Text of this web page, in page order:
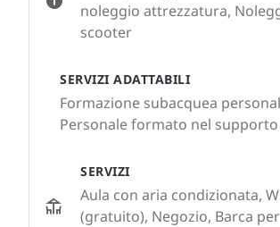
noleggio attrezzatura,
scooter
SERVIZI ADATTABILI
Formazione subacquea
Personale formato nel
SERVIZI
Aula con aria condizionata,
(gratuito), Negozio, Barca per